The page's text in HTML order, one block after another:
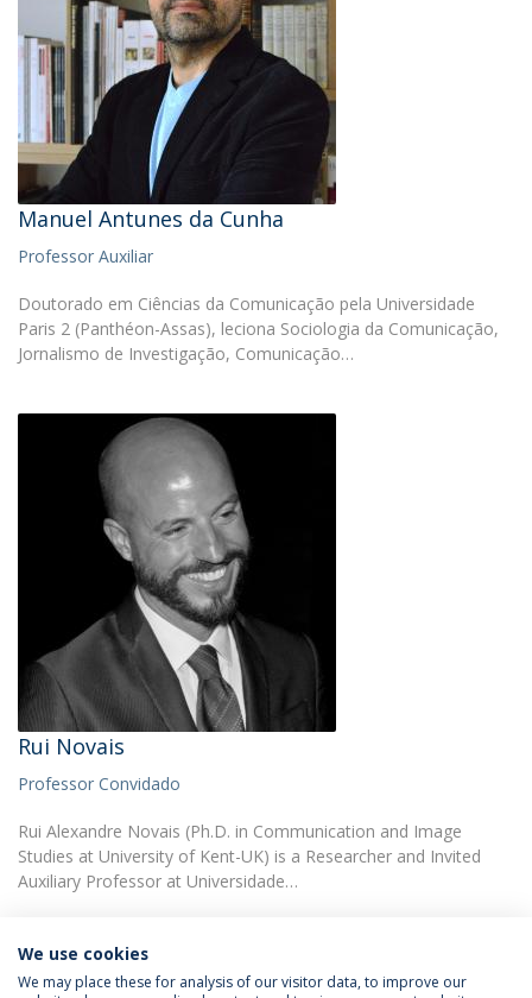
Manuel Antunes da Cunha
Professor Auxiliar
Doutorado em Ciências da Comunicação pela Universidade
Paris 2 (Panthéon-Assas), leciona Sociologia da Comunicação,
Jornalismo de Investigação, Comunicação…
Rui Novais
Professor Convidado
Rui Alexandre Novais (Ph.D. in Communication and Image
Studies at University of Kent-UK) is a Researcher and Invited
Auxiliary Professor at Universidade…
We use cookies
We may place these for analysis of our visitor data, to improve our